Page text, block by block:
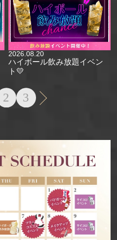
2026.08.20
ハイボール飲み放題イベン
ト💛
2 3